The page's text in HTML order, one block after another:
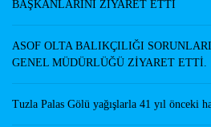
BAŞKANLARINI ZİYARET ETTİ
ASOF OLTA BALIKÇILIĞI
GENEL MÜDÜRLÜĞÜ ZİYARET ETTİ.
Tuzla Palas Gölü yağışlarla 41 yıl önceki